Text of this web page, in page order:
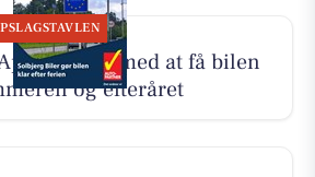
hjælper med at få bilen
og efteråret